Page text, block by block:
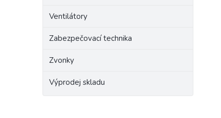
Ventilátory
Zabezpečovací technika
Zvonky
Výprodej skladu